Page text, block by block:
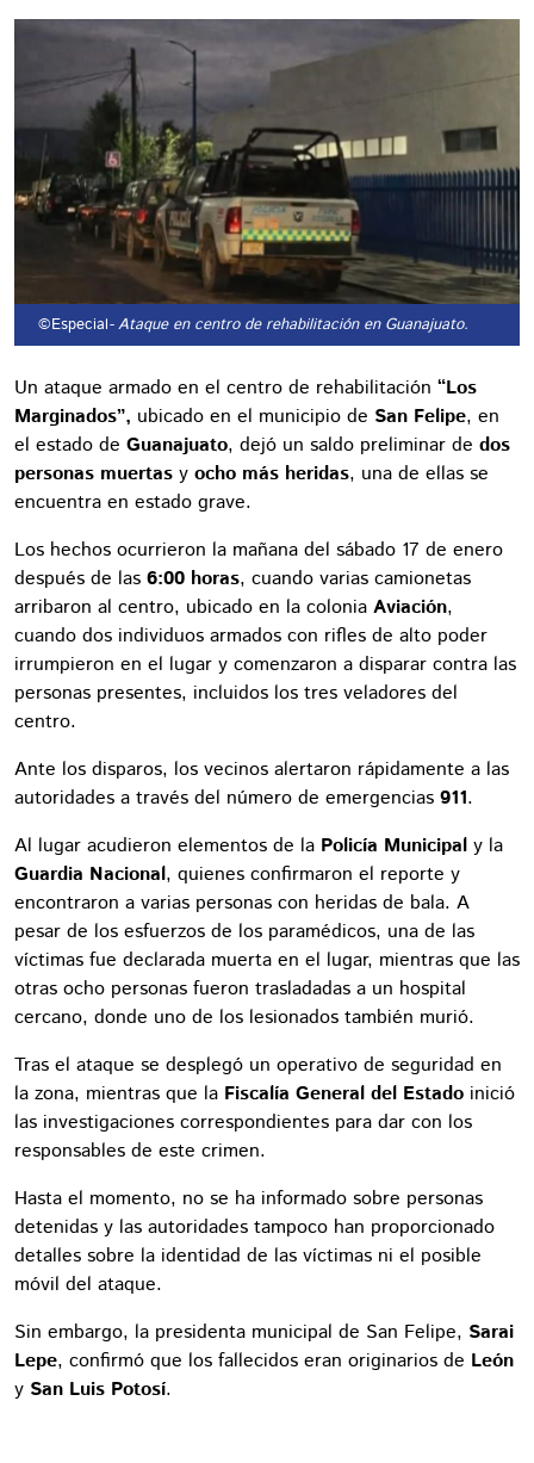
©Especial- Ataque en centro de rehabilitación en Guanajuato.
Un ataque armado en el centro de rehabilitación “Los
Marginados”, ubicado en el municipio de San Felipe, en
el estado de Guanajuato, dejó un saldo preliminar de dos
personas muertas y ocho más heridas, una de ellas se
encuentra en estado grave.
Los hechos ocurrieron la mañana del sábado 17 de enero
después de las 6:00 horas, cuando varias camionetas
arribaron al centro, ubicado en la colonia Aviación,
cuando dos individuos armados con rifles de alto poder
irrumpieron en el lugar y comenzaron a disparar contra las
personas presentes, incluidos los tres veladores del
centro.
Ante los disparos, los vecinos alertaron rápidamente a las
autoridades a través del número de emergencias 911.
Al lugar acudieron elementos de la Policía Municipal y la
Guardia Nacional, quienes confirmaron el reporte y
encontraron a varias personas con heridas de bala. A
pesar de los esfuerzos de los paramédicos, una de las
víctimas fue declarada muerta en el lugar, mientras que las
otras ocho personas fueron trasladadas a un hospital
cercano, donde uno de los lesionados también murió.
Tras el ataque se desplegó un operativo de seguridad en
la zona, mientras que la Fiscalía General del Estado inició
las investigaciones correspondientes para dar con los
responsables de este crimen.
Hasta el momento, no se ha informado sobre personas
detenidas y las autoridades tampoco han proporcionado
detalles sobre la identidad de las víctimas ni el posible
móvil del ataque.
Sin embargo, la presidenta municipal de San Felipe, Sarai
Lepe, confirmó que los fallecidos eran originarios de León
y San Luis Potosí.